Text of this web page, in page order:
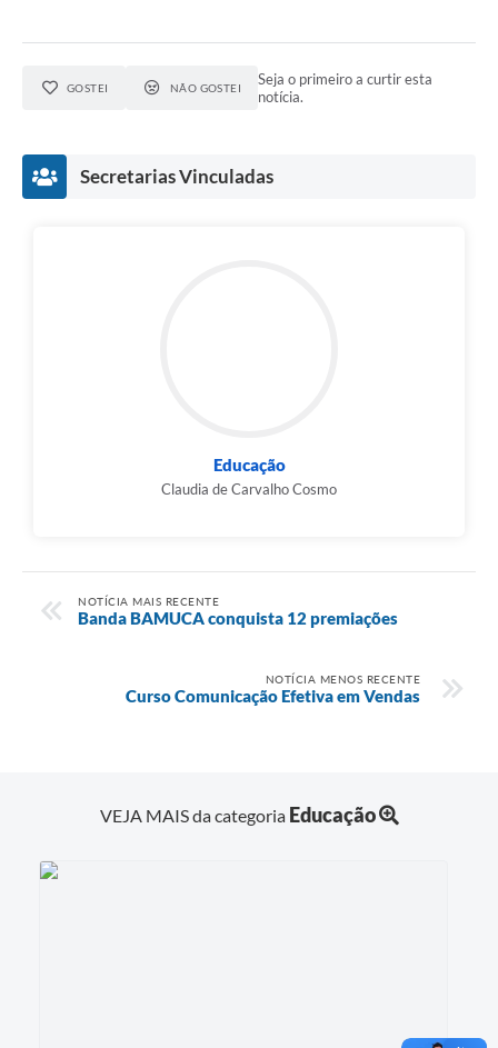
GOSTEI NÃO GOSTEI
Seja o primeiro a curtir esta
notícia.
Secretarias Vinculadas
Educação
Claudia de Carvalho Cosmo
NOTÍCIA MAIS RECENTE
Banda BAMUCA conquista 12 premiações
NOTÍCIA MENOS RECENTE
Curso Comunicação Efetiva em Vendas
VEJA MAIS da categoria Educação